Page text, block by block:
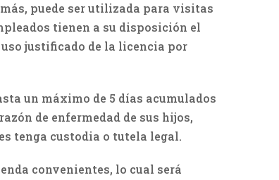
puede ser utilizada para visitas
tienen a su disposición el
justificado de la licencia por
un máximo de 5 días acumulados
de enfermedad de sus hijos,
tenga custodia o tutela legal.
convenientes, lo cual será